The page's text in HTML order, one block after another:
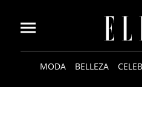
MODA BELLEZA